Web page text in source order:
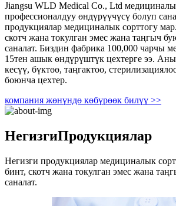
Jiangsu WLD Medical Co., Ltd
профессионалдуу өндүрүүчүсү болуп
продукциялар медициналык сорттогу
скотч жана токулган эмес жана таңгыч
саналат. Биздин фабрика 100,000 чарчы
15тен ашык өндүрүштүк цехтерге ээ.
кесүү, бүктөө, таңгактоо,
боюнча цехтер.
компания жөнүндө көбүрөөк билүү >>
НегизгиПродукциялар
Негизги продукциялар медициналык
бинт, скотч жана токулган эмес жана
саналат.